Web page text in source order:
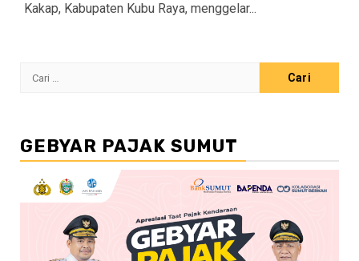
Kakap, Kabupaten Kubu Raya, menggelar...
Cari
GEBYAR PAJAK SUMUT